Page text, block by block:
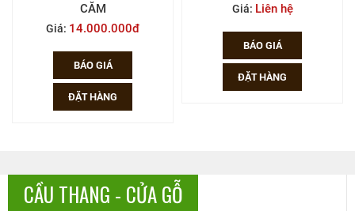
Giá:Liên hệ
ĐẶT HÀNG
Giá: Liên hệ
BÁO GIÁ
ĐẶT HÀNG
CẦU THANG - CỬA GỖ